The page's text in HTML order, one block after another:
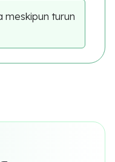
meskipun turun